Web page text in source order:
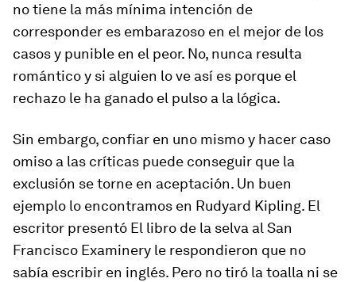
no tiene la más mínima intención de
corresponder es embarazoso en el mejor de los
casos y punible en el peor. No, nunca resulta
romántico y si alguien lo ve así es porque el
rechazo le ha ganado el pulso a la lógica.
Sin embargo, confiar en uno mismo y hacer caso
omiso a las críticas puede conseguir que la
exclusión se torne en aceptación. Un buen
ejemplo lo encontramos en Rudyard Kipling. El
escritor presentó El libro de la selva al San
Francisco Examinery le respondieron que no
sabía escribir en inglés. Pero no tiró la toalla ni se